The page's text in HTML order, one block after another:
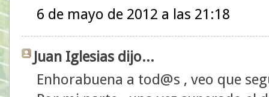
6 de mayo de 2012 a las 21:18
Juan Iglesias dijo...
Enhorabuena a tod@s , veo que